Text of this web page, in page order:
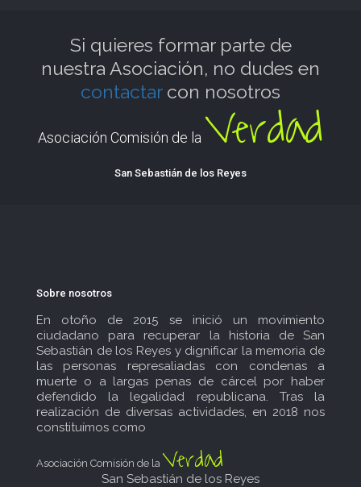
Si quieres formar parte de
nuestra Asociación, no dudes en
contactarcon nosotros
Asociación Comisión de la Verdad
San Sebastián de los Reyes
Sobre nosotros
En otoño de 2015 se inició un movimiento
ciudadano para recuperar la historia de San
Sebastián de los Reyes y dignificar la memoria de
las personas represaliadas con condenas a
muerte o a largas penas de cárcel por haber
defendido la legalidad republicana. Tras la
realización de diversas actividades, en 2018 nos
constituímos como
Asociación Comisión de la Verdad
San Sebastián de los Reyes